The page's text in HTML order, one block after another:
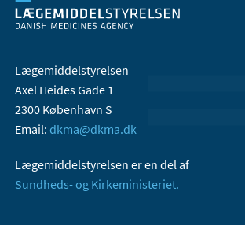
Lægemiddelstyrelsen
Axel Heides Gade 1
2300 København S
Email: dkma@dkma.dk
Lægemiddelstyrelsen er en del af
Sundheds- og Kirkeministeriet.